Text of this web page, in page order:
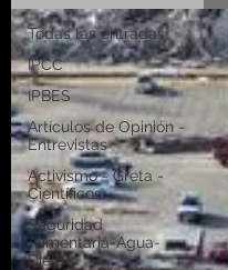
Todas las entradas
IPCC
IPBES
Artículos de Opinión -
Entrevistas
Activismo - Greta -
Científicos
Seguridad
Alimentaria-Agua-
Dieta